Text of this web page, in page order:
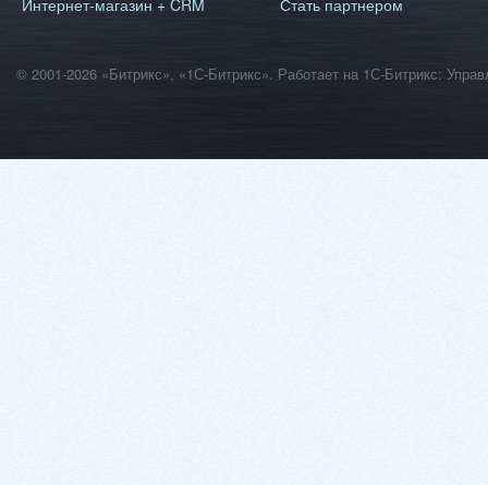
Интернет-магазин + CRM Стать партнером
© 2001-2026 «Битрикс», «1С-Битрикс». Работает на 1С-Битрикс: